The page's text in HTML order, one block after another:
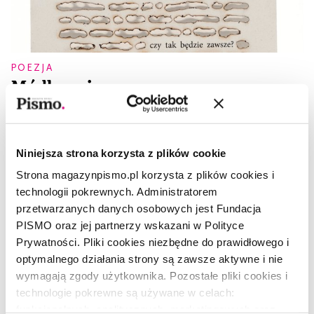
Niniejsza strona korzysta z plików cookie
Strona magazynpismo.pl korzysta z plików cookies i
technologii pokrewnych. Administratorem
przetwarzanych danych osobowych jest Fundacja
PISMO oraz jej partnerzy wskazani w Polityce
Prywatności. Pliki cookies niezbędne do prawidłowego i
optymalnego działania strony są zawsze aktywne i nie
wymagają zgody użytkownika. Pozostałe pliki cookies i
technologie pokrewne są używane w celach:
POEZJA
Módlmy się